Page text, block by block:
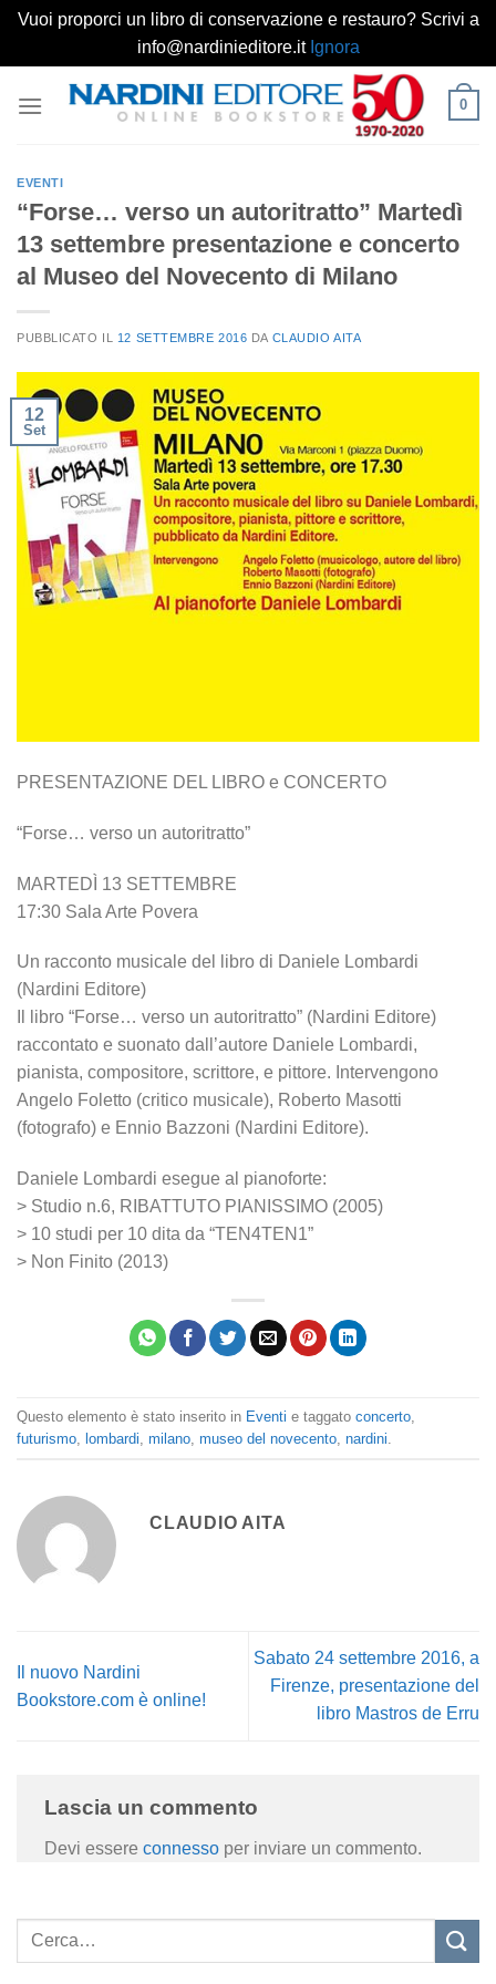
Vuoi proporci un libro di conservazione e restauro? Scrivi a
info@nardinieditore.it Ignora
0
EVENTI
“Forse… verso un autoritratto” Martedì
13 settembre presentazione e concerto
al Museo del Novecento di Milano
PUBBLICATO IL 12 SETTEMBRE 2016 DA CLAUDIO AITA
12
Set
PRESENTAZIONE DEL LIBRO e CONCERTO
“Forse… verso un autoritratto”
MARTEDÌ 13 SETTEMBRE
17:30 Sala Arte Povera
Un racconto musicale del libro di Daniele Lombardi
(Nardini Editore)
Il libro “Forse… verso un autoritratto” (Nardini Editore)
raccontato e suonato dall’autore Daniele Lombardi,
pianista, compositore, scrittore, e pittore. Intervengono
Angelo Foletto (critico musicale), Roberto Masotti
(fotografo) e Ennio Bazzoni (Nardini Editore).
Daniele Lombardi esegue al pianoforte:
> Studio n.6, RIBATTUTO PIANISSIMO (2005)
> 10 studi per 10 dita da “TEN4TEN1”
> Non Finito (2013)
Questo elemento è stato inserito in Eventi e taggato concerto
futurismo lombardi milano museo del novecento nardini
CLAUDIO AITA
Il nuovo Nardini
Bookstore.com è online!
Sabato 24 settembre 2016, a
Firenze, presentazione del
libro Mastros de Erru
Lascia un commento
Devi essere connesso per inviare un commento.